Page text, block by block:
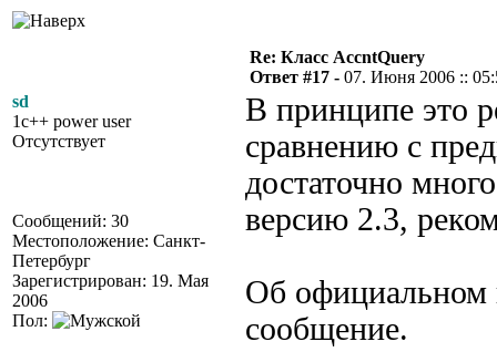
sd
1c++ power user
Отсутствует
Сообщений: 30
Местоположение: Санкт-
Петербург
Зарегистрирован: 19. Мая
2006
Пол:
Re: Класс AccntQuery
Ответ #17 - 07. Июня 2006 ::
В принципе это
сравнению с
достаточно
версию 2.3,
Об официальном
сообщение.